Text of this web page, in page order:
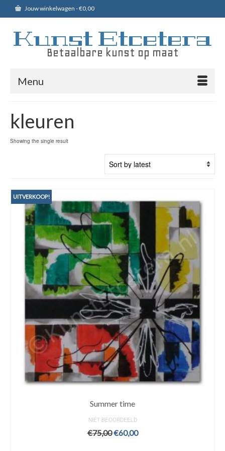
Jouw winkelwagen -€0,00
Kunst Etcetera
Betaalbare kunst op maat
Menu
kleuren
Showing the single result
UITVERKOOP!
Summer time
NIET BEOORDEELD
€75,00Original
€60,00Current